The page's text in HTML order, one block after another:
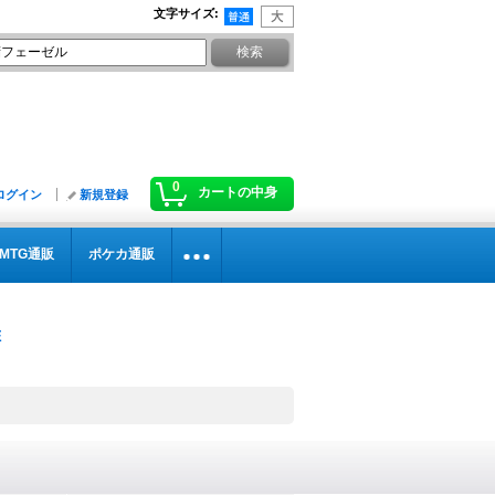
文字サイズ:
0 カートの中身
グイン 新規登録
MTG通販 ポケカ通販